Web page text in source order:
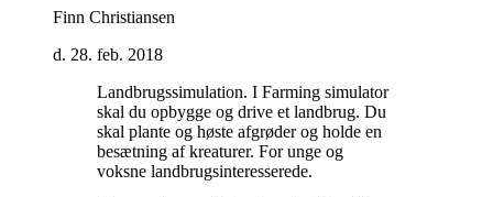
Finn Christiansen
d. 28. feb. 2018
Landbrugssimulation. I Farming simulator
skal du opbygge og drive et landbrug. Du
skal plante og høste afgrøder og holde en
besætning af kreaturer. For unge og
voksne landbrugsinteresserede.